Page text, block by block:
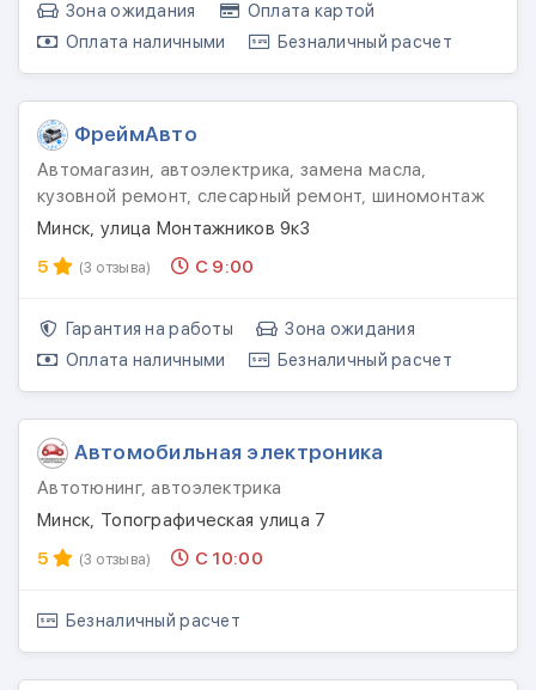
Зона ожидания
Оплата картой
Оплата наличными
Безналичный расчет
ФреймАвто
Автомагазин, автоэлектрика, замена масла,
кузовной ремонт, слесарный ремонт, шиномонтаж
Минск, улица Монтажников 9к3
5
(3 отзыва) С 9:00
Гарантия на работы
Зона ожидания
Оплата наличными
Безналичный расчет
Автомобильная электроника
Автотюнинг, автоэлектрика
Минск, Топографическая улица 7
5
(3 отзыва) С 10:00
Безналичный расчет